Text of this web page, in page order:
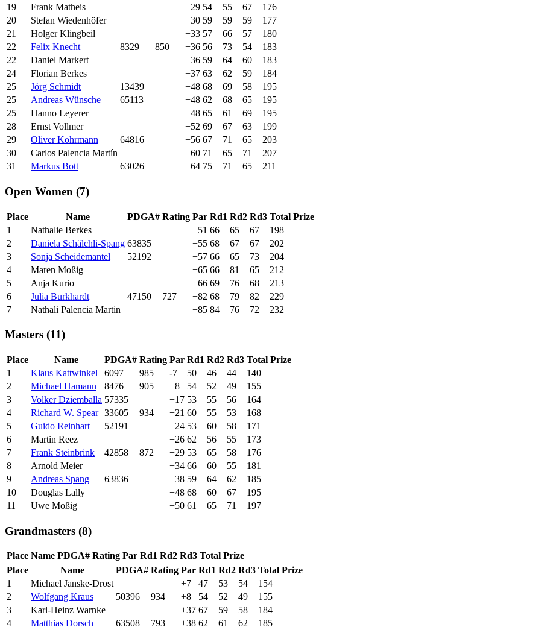
19
Frank Matheis +29 54 55 67
176
20
Stefan Wiedenhöfer +30 59 59 59
177
21
Holger Klingbeil +33 57 66 57
180
22
Felix Knecht 8329 850 +36 56 73 54
183
22
Daniel Markert +36 59 64 60
183
24
Florian Berkes +37 63 62 59
184
25
Jörg Schmidt 13439 +48 68 69 58
195
25
Andreas Wünsche 65113 +48 62 68 65
195
25
Hanno Leyerer +48 65 61 69
195
28
Ernst Vollmer +52 69 67 63
199
29
Oliver Kohrmann 64816 +56 67 71 65
203
30
Carlos Palencia Martín +60 71 65 71
207
31
Markus Bott 63026 +64 75 71 65 211
Open Women (7)
Place Name PDGA# Rating Par Rd1 Rd2 Rd3 Total Prize
1
Nathalie Berkes +51 66 65 67
198
2
Daniela Schälchli-Spang 63835 +55 68 67 67
202
3
Sonja Scheidemantel 52192 +57 66 65 73
204
4
Maren Moßig +65 66 81 65
212
5
Anja Kurio +66 69 76 68
213
6
Julia Burkhardt 47150 727 +82 68 79 82
229
7
Nathali Palencia Martin +85 84 76 72 232
Masters (11)
Place Name PDGA# Rating Par Rd1 Rd2 Rd3 Total Prize
1
Klaus Kattwinkel 6097 985 -7 50 46 44
140
2
Michael Hamann 8476 905 +8 54 52 49
155
3
Volker Dziemballa 57335 +17 53 55 56
164
4
Richard W. Spear 33605 934 +21 60 55 53
168
5
Guido Reinhart 52191 +24 53 60 58
171
6
Martin Reez +26 62 56 55
173
7
Frank Steinbrink 42858 872 +29 53 65 58
176
8
Arnold Meier +34 66 60 55
181
9
Andreas Spang 63836 +38 59 64 62
185
10
Douglas Lally +48 68 60 67
195
11
Uwe Moßig +50 61 65 71 197
Grandmasters (8)
Place Name PDGA# Rating Par Rd1 Rd2 Rd3 Total Prize
Place
Name PDGA# Rating Par Rd1 Rd2 Rd3 Total Prize
1
Michael Janske-Drost +7 47 53 54
154
2
Wolfgang Kraus 50396 934 +8 54 52 49
155
3
Karl-Heinz Warnke +37 67 59 58
184
4
Matthias Dorsch 63508 793 +38 62 61 62
185